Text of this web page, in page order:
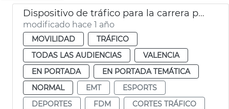
Dispositivo de tráfico para la carrera popular Galápagos
modificado hace 1 año
MOVILIDAD
TRÁFICO
TODAS LAS AUDIENCIAS
VALENCIA
EN PORTADA
EN PORTADA TEMÁTICA
NORMAL
EMT
ESPORTS
DEPORTES
FDM
CORTES TRÁFICO